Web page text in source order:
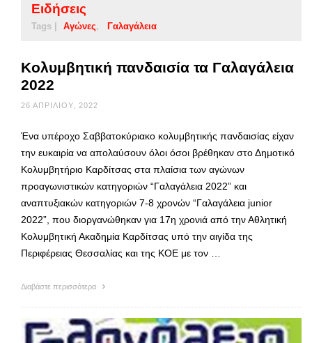
Ειδήσεις
Tags | Αγώνες Γαλαγάλεια
Kολυμβητική πανδαισία τα Γαλαγάλεια
2022
26 ΑΠΡΙΛΊΟΥ, 2022
Ένα υπέροχο Σαββατοκύριακο κολυμβητικής πανδαισίας είχαν
την ευκαιρία να απολαύσουν όλοι όσοι βρέθηκαν στο Δημοτικό
Κολυμβητήριο Καρδίτσας στα πλαίσια των αγώνων
προαγωνιστικών κατηγοριών “Γαλαγάλεια 2022” και
αναπτυξιακών κατηγοριών 7-8 χρονών “Γαλαγάλεια junior
2022”, που διοργανώθηκαν για 17η χρονιά από την Αθλητική
Κολυμβητική Ακαδημία Καρδίτσας υπό την αιγίδα της
Περιφέρειας Θεσσαλίας και της ΚΟΕ με τον …
Διαβάστε περισσότερα